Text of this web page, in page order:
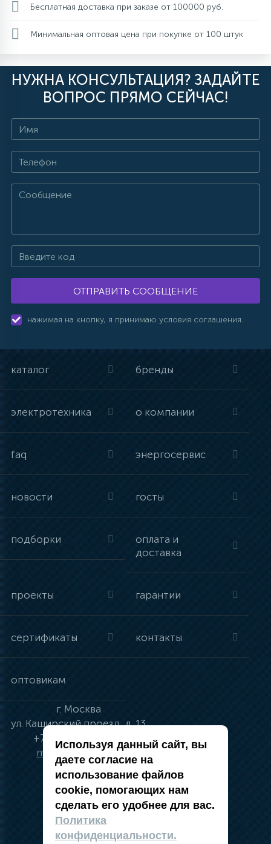
Бесплатная доставка при заказе от 100000 руб.
Минимальная оптовая цена при покупке от 100 штук
НУЖНА КОНСУЛЬТАЦИЯ? ЗАДАЙТЕ
ВОПРОС ПРЯМО СЕЙЧАС!
ОТПРАВИТЬ СООБЩЕНИЕ
нажимая на кнопку, я принимаю условия соглашения.
каталог бренды
электротехника о компании
faq энергосервис
новости госты
подборки
оплата и
доставка
проекты гарантии
сертификаты контакты
оптовикам
г. Москва
ул. Каширский проезд, д. 13
+7 (495) 134-41-83
moskva@vincci.ru
политика в отношении обработки
персональных данных
публичная оферта
Используя данный сайт, вы
даете согласие на
использование файлов
cookie, помогающих нам
сделать его удобнее для вас.
Политика
конфиденциальности.